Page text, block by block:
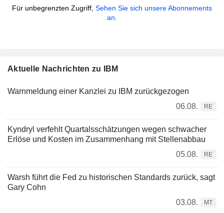
Für unbegrenzten Zugriff, Sehen Sie sich unsere Abonnements
an.
Aktuelle Nachrichten zu IBM
Warnmeldung einer Kanzlei zu IBM zurückgezogen
06.08.
RE
Kyndryl verfehlt Quartalsschätzungen wegen schwacher
Erlöse und Kosten im Zusammenhang mit Stellenabbau
05.08.
RE
Warsh führt die Fed zu historischen Standards zurück, sagt
Gary Cohn
03.08.
MT